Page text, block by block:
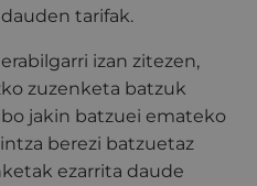
tarifak.
izan zitezen,
zuzenketa batzuk
jakin batzuei emateko
berezi batzuetaz
ezarrita daude